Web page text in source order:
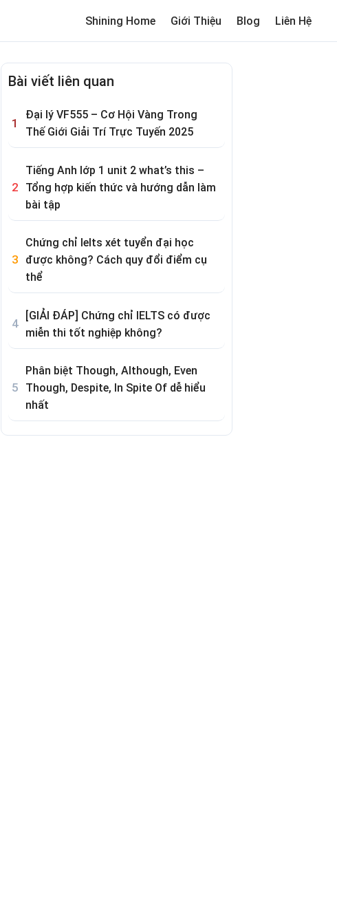
Shining Home Giới Thiệu Blog Liên Hệ
MemeReview trường cho bé
Bài viết liên quan
Đại lý VF555 – Cơ Hội Vàng Trong
Thế Giới Giải Trí Trực Tuyến 2025
Tiếng Anh lớp 1 unit 2 what’s this –
Tổng hợp kiến thức và hướng dẫn làm
bài tập
Chứng chỉ Ielts xét tuyển đại học
được không? Cách quy đổi điểm cụ
thể
[GIẢI ĐÁP] Chứng chỉ IELTS có được
miễn thi tốt nghiệp không?
Phân biệt Though, Although, Even
Though, Despite, In Spite Of dễ hiểu
nhất